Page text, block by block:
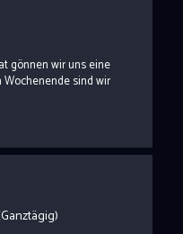
gönnen wir uns eine
Wochenende sind wir